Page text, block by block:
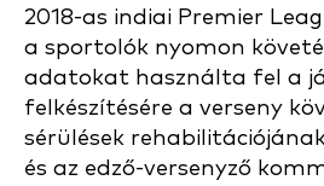
2018-as indiai Premier
a sportolók nyomon
adatokat használta fel a
felkészítésére a verseny
sérülések
és az edző-versenyző